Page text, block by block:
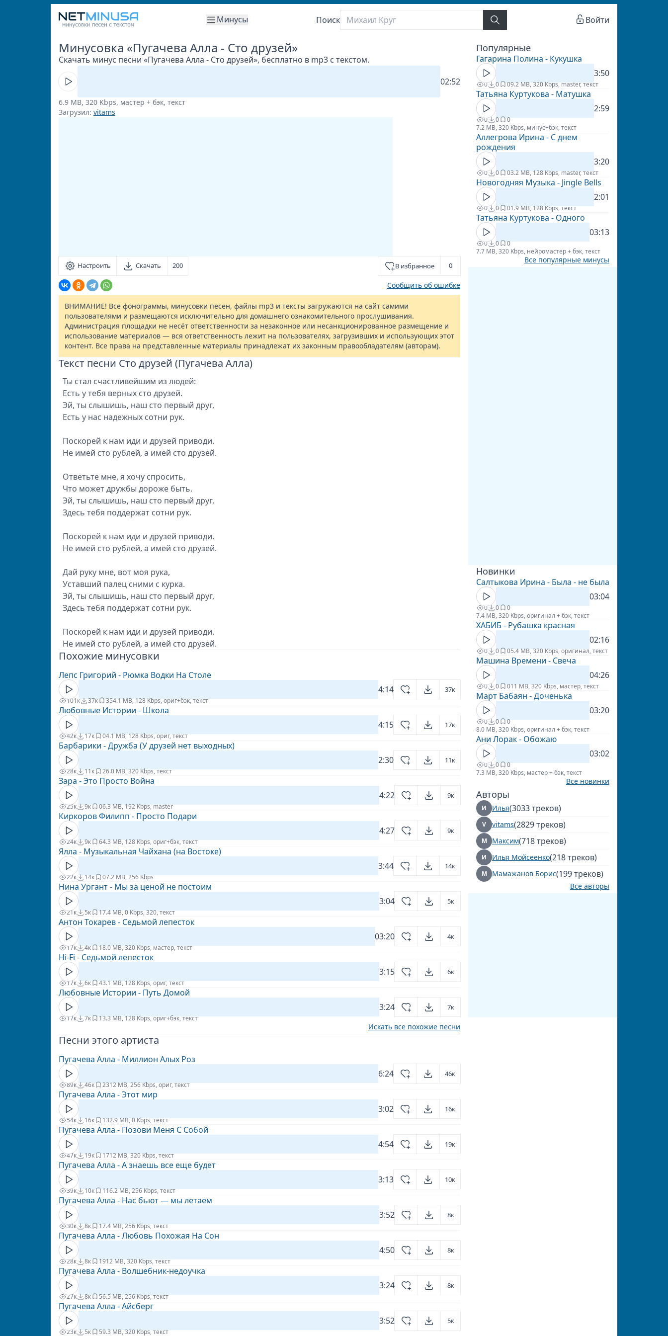
Минусы Поиск Войти
Минусовка «Пугачева Алла - Сто друзей»
Скачать минус песни «Пугачева Алла - Сто друзей», бесплатно в mp3 с текстом.
02:52
6.9 MB, 320 Kbps, мастер + бэк, текст
Загрузил: vitams
Настроить Скачать 200 В избранное 0
Сообщить об ошибке
ВНИМАНИЕ! Все фонограммы, минусовки песен, файлы mp3 и тексты загружаются на сайт самими
пользователями и размещаются исключительно для домашнего ознакомительного прослушивания.
Администрация площадки не несёт ответственности за незаконное или несанкционированное размещение и
использование материалов — вся ответственность лежит на пользователях, загрузивших и использующих этот
контент. Все права на представленные материалы принадлежат их законным правообладателям (авторам).
Текст песни Сто друзей (Пугачева Алла)
Ты стал счастливейшим из людей:
Есть у тебя верных сто друзей.
Эй, ты слышишь, наш сто первый друг,
Есть у нас надежных сотни рук.
Поскорей к нам иди и друзей приводи.
Не имей сто рублей, а имей сто друзей.
Ответьте мне, я хочу спросить,
Что может дружбы дороже быть.
Эй, ты слышишь, наш сто первый друг,
Здесь тебя поддержат сотни рук.
Поскорей к нам иди и друзей приводи.
Не имей сто рублей, а имей сто друзей.
Дай руку мне, вот моя рука,
Уставший палец сними с курка.
Эй, ты слышишь, наш сто первый друг,
Здесь тебя поддержат сотни рук.
Поскорей к нам иди и друзей приводи.
Не имей сто рублей, а имей сто друзей.
Похожие минусовки
Лепс Григорий - Рюмка Водки На Столе
4:14
37к
101к 37к 354.1 MB, 128 Kbps, ориг+бэк, текст
Любовные Истории - Школа
4:15
17к
42к 17к 04.1 MB, 128 Kbps, ориг, текст
Барбарики - Дружба (У друзей нет выходных)
2:30
11к
28к 11к 26.0 MB, 320 Kbps, текст
Зара - Это Просто Война
4:22
9к
25к 9к 06.3 MB, 192 Kbps, master
Киркоров Филипп - Просто Подари
4:27
9к
24к 9к 64.3 MB, 128 Kbps, ориг+бэк, текст
Ялла - Музыкальная Чайхана (на Востоке)
3:44
14к
22к 14к 07.2 MB, 256 Kbps
Нина Ургант - Мы за ценой не постоим
3:04
5к
21к 5к 17.4 MB, 0 Kbps, 320, текст
Антон Токарев - Седьмой лепесток
03:20
4к
17к 4к 18.0 MB, 320 Kbps, мастер, текст
Hi-Fi - Седьмой лепесток
3:15
6к
17к 6к 43.1 MB, 128 Kbps, ориг, текст
Любовные Истории - Путь Домой
3:24
7к
17к 7к 13.3 MB, 128 Kbps, ориг+бэк, текст
Искать все похожие песни
Песни этого артиста
Пугачева Алла - Миллион Алых Роз
6:24
46к
89к 46к 2312 MB, 256 Kbps, ориг, текст
Пугачева Алла - Этот мир
3:02
16к
54к 16к 132.9 MB, 0 Kbps, текст
Пугачева Алла - Позови Меня С Собой
4:54
19к
47к 19к 1712 MB, 320 Kbps, текст
Пугачева Алла - А знаешь все еще будет
3:13
10к
39к 10к 116.2 MB, 256 Kbps, текст
Пугачева Алла - Нас бьют — мы летаем
3:52
8к
30к 8к 17.4 MB, 256 Kbps, текст
Пугачева Алла - Любовь Похожая На Сон
4:50
8к
28к 8к 1912 MB, 320 Kbps, текст
Пугачева Алла - Волшебник-недоучка
3:24
8к
27к 8к 56.5 MB, 256 Kbps, текст
Пугачева Алла - Айсберг
3:52
5к
23к 5к 59.3 MB, 320 Kbps, текст
Популярные
Гагарина Полина - Кукушка
3:50
0 0 09.2 MB, 320 Kbps, master, текст
Татьяна Куртукова - Матушка
2:59
0 0
0
7.2 MB, 320 Kbps, минус+бэк, текст
Аллегрова Ирина - С днем
рождения
3:20
0 0 03.2 MB, 128 Kbps, master, текст
Новогодняя Музыка - Jingle Bells
2:01
0 0 01.9 MB, 128 Kbps, текст
Татьяна Куртукова - Одного
03:13
0 0
0
7.7 MB, 320 Kbps, нейромастер + бэк, текст
Все популярные минусы
Новинки
Салтыкова Ирина - Была - не была
03:04
0 0
0
7.4 MB, 320 Kbps, оригинал + бэк, текст
ХАБИБ - Рубашка красная
02:16
0 0 05.4 MB, 320 Kbps, оригинал, текст
Машина Времени - Свеча
04:26
0 0 011 MB, 320 Kbps, мастер, текст
Март Бабаян - Доченька
03:20
0 0
0
8.0 MB, 320 Kbps, оригинал + бэк, текст
Ани Лорак - Обожаю
03:02
0 0
0
7.3 MB, 320 Kbps, мастер + бэк, текст
Все новинки
Авторы
И Илья(3033 треков)
V vitams(2829 треков)
М Максим(718 треков)
И Илья Мойсеенко(218 треков)
М Мамажанов Борис(199 треков)
Все авторы